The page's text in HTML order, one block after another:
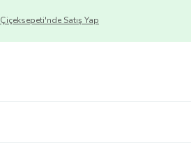
Çiçeksepeti'nde Satış Yap